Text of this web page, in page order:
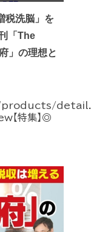
税洗脳」を
「The
」の理想と
特集】◎